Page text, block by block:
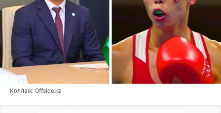
Коллаж: Offside.kz